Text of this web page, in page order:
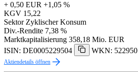
+ 0,50 EUR +1,05 %
KGV 15,22
Sektor Zyklischer Konsum
Div.-Rendite 7,38 %
Marktkapitalisierung 358,18 Mio. EUR
ISIN: DE0005229504
WKN: 522950
Aktiendetails öffnen